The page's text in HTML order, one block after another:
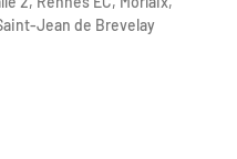
Jean de Brevelay